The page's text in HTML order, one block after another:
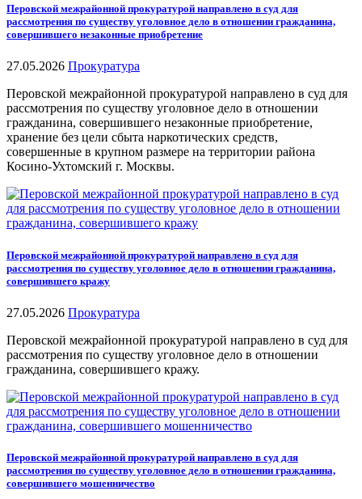
Перовской межрайонной прокуратурой направлено в суд для
рассмотрения по существу уголовное дело в отношении гражданина,
совершившего незаконные приобретение
27.05.2026 Прокуратура
Перовской межрайонной прокуратурой направлено в суд для
рассмотрения по существу уголовное дело в отношении
гражданина, совершившего незаконные приобретение,
хранение без цели сбыта наркотических средств,
совершенные в крупном размере на территории района
Косино-Ухтомский г. Москвы.
Перовской межрайонной прокуратурой направлено в суд для
рассмотрения по существу уголовное дело в отношении гражданина,
совершившего кражу
27.05.2026 Прокуратура
Перовской межрайонной прокуратурой направлено в суд для
рассмотрения по существу уголовное дело в отношении
гражданина, совершившего кражу.
Перовской межрайонной прокуратурой направлено в суд для
рассмотрения по существу уголовное дело в отношении гражданина,
совершившего мошенничество